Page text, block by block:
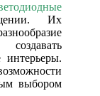
Их
выбором